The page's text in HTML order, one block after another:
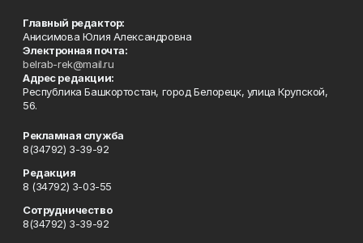
Главный редактор:
Анисимова Юлия Александровна
Электронная почта:
belrab-rek@mail.ru
Адрес редакции:
Республика Башкортостан, город Белорецк, улица Крупской,
56.
Рекламная служба
8(34792) 3-39-92
Редакция
8 (34792) 3-03-55
Сотрудничество
8(34792) 3-39-92